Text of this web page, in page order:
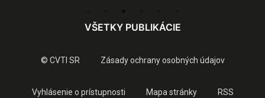
VŠETKY PUBLIKÁCIE
© CVTI SR Zásady ochrany osobných údajov
Vyhlásenie o prístupnosti Mapa stránky RSS